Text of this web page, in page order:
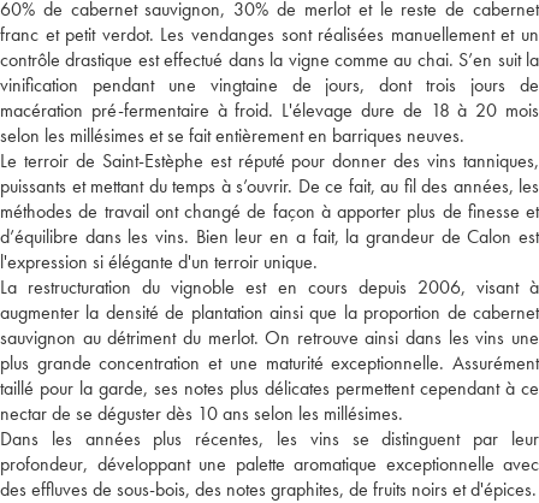
60% de cabernet sauvignon, 30% de merlot et le reste de cabernet
franc et petit verdot. Les vendanges sont réalisées manuellement et un
contrôle drastique est effectué dans la vigne comme au chai. S’en suit la
vinification pendant une vingtaine de jours, dont trois jours de
macération pré-fermentaire à froid. L'élevage dure de 18 à 20 mois
selon les millésimes et se fait entièrement en barriques neuves.
Le terroir de Saint-Estèphe est réputé pour donner des vins tanniques,
puissants et mettant du temps à s’ouvrir. De ce fait, au fil des années, les
méthodes de travail ont changé de façon à apporter plus de finesse et
d’équilibre dans les vins. Bien leur en a fait, la grandeur de Calon est
l'expression si élégante d'un terroir unique.
La restructuration du vignoble est en cours depuis 2006, visant à
augmenter la densité de plantation ainsi que la proportion de cabernet
sauvignon au détriment du merlot. On retrouve ainsi dans les vins une
plus grande concentration et une maturité exceptionnelle. Assurément
taillé pour la garde, ses notes plus délicates permettent cependant à ce
nectar de se déguster dès 10 ans selon les millésimes.
Dans les années plus récentes, les vins se distinguent par leur
profondeur, développant une palette aromatique exceptionnelle avec
des effluves de sous-bois, des notes graphites, de fruits noirs et d'épices.